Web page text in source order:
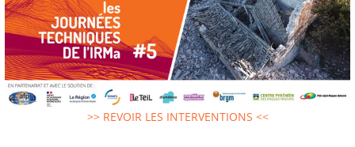
>> REVOIR LES INTERVENTIONS <<